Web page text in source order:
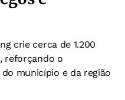
crie cerca de 1.200
reforçando o
município e da região